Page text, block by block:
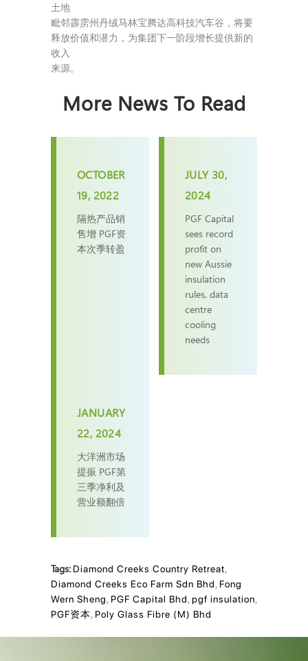
土地
毗邻霹雳州丹绒马林宝腾达高科技汽车谷，将要
释放价值和潜力，为集团下一阶段增长提供新的
收入
来源。
More News To Read
隔热产品销
售增 PGF资
本次季转盈
OCTOBER
19, 2022
PGF Capital
sees record
profit on
new Aussie
insulation
rules, data
centre
cooling
needs
JULY 30,
2024
大洋洲市场
提振 PGF第
三季净利及
营业额翻倍
JANUARY
22, 2024
Tags: Diamond Creeks Country Retreat,
Diamond Creeks Eco Farm Sdn Bhd, Fong
Wern Sheng, PGF Capital Bhd,pgf insulation,
PGF资本, Poly Glass Fibre (M) Bhd